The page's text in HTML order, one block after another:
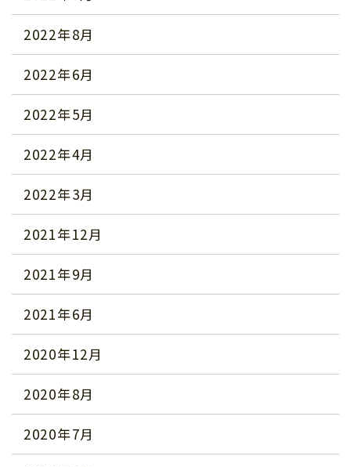
2022年8月
2022年6月
2022年5月
2022年4月
2022年3月
2021年12月
2021年9月
2021年6月
2020年12月
2020年8月
2020年7月